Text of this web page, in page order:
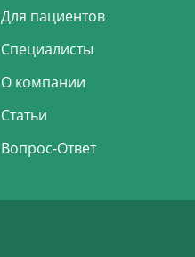
Для пациентов
Специалисты
О компании
Статьи
Вопрос-Ответ